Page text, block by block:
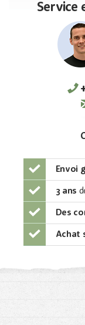
Service
Envoi
3 ans
Des
Achat